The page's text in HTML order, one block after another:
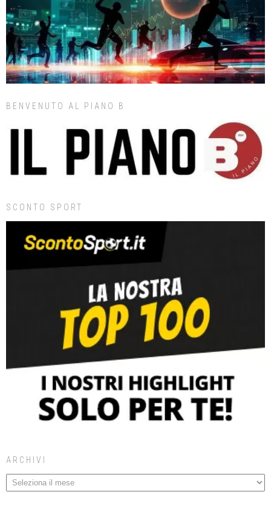
BENVENUTO AL PIANO B
SCONTO SPORT
ARCHIVI